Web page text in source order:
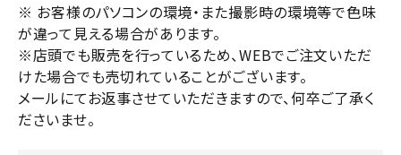
※ お客様のパソコンの環境・また撮影時の環境等で色味
が違って見える場合があります。
※店頭でも販売を行っているため、WEBでご注文いただ
けた場合でも売切れていることがございます。
メールにてお返事させていただきますので、何卒ご了承く
ださいませ。